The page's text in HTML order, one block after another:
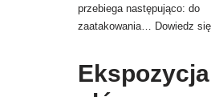
przebiega następująco: do
zaatakowania…
Dowiedz